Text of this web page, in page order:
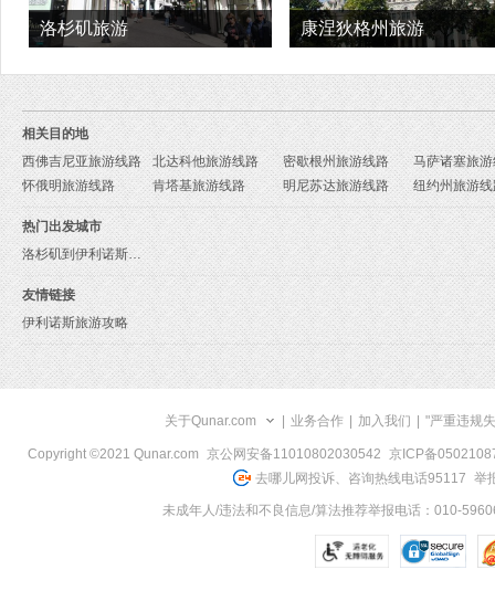
洛杉矶旅游 康涅狄格州旅游
相关目的地
西佛吉尼亚旅游线路
北达科他旅游线路 密歇根州旅游线路
马萨诸塞旅
怀俄明旅游线路
肯塔基旅游线路 明尼苏达旅游线路 纽约州旅游
热门出发城市
洛杉矶到伊利诺斯旅游报价
友情链接
伊利诺斯旅游攻略
关于Qunar.com 业务合作 加入我们 "严重违规
Copyright ©2021 Qunar.com 京公网安备11010802030542
京ICP备
去哪儿网投诉、咨询热线电话95117 举
未成年人/违法和不良信息/算法推荐举报电话：010-